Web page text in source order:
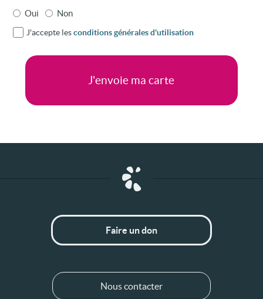
Oui Non
J'accepte lesconditions générales d'utilisation
Faire un don
Nous contacter